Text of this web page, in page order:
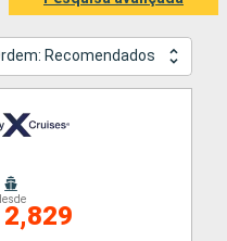
Recomendados
2,829